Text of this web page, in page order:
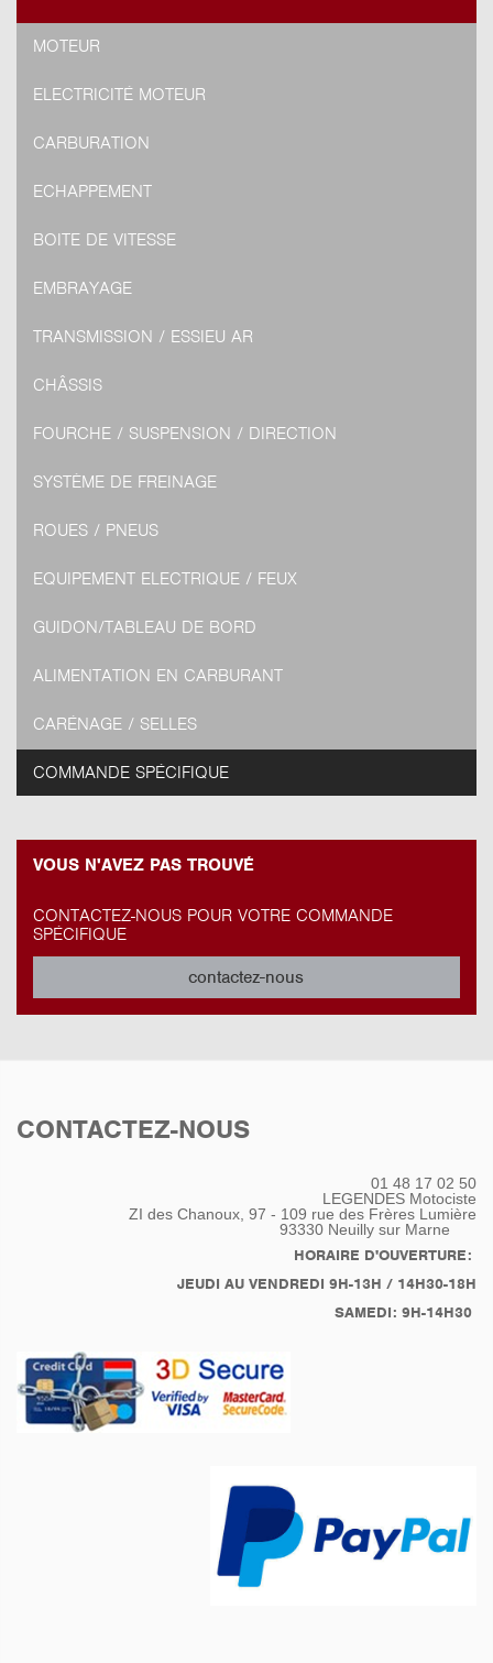
MOTEUR
ELECTRICITÉ MOTEUR
CARBURATION
ECHAPPEMENT
BOITE DE VITESSE
EMBRAYAGE
TRANSMISSION / ESSIEU AR
CHÂSSIS
FOURCHE / SUSPENSION / DIRECTION
SYSTÈME DE FREINAGE
ROUES / PNEUS
EQUIPEMENT ELECTRIQUE / FEUX
GUIDON/TABLEAU DE BORD
ALIMENTATION EN CARBURANT
CARÉNAGE / SELLES
COMMANDE SPÉCIFIQUE
VOUS N'AVEZ PAS TROUVÉ
CONTACTEZ-NOUS POUR VOTRE COMMANDE
SPÉCIFIQUE
contactez-nous
CONTACTEZ-NOUS
01 48 17 02 50
LEGENDES Motociste
ZI des Chanoux, 97 - 109 rue des Frères Lumière
93330 Neuilly sur Marne
HORAIRE D'OUVERTURE:
JEUDI AU VENDREDI 9H-13H / 14H30-18H
SAMEDI: 9H-14H30